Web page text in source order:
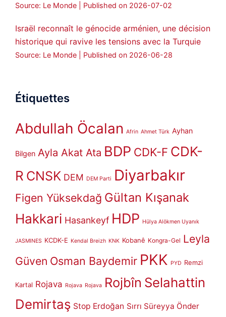
Source: Le Monde Published on 2026-07-02
Israël reconnaît le génocide arménien, une décision
historique qui ravive les tensions avec la Turquie
Source: Le Monde Published on 2026-06-28
Étiquettes
Abdullah Öcalan Afrin Ahmet Türk Ayhan
Bilgen Ayla Akat Ata BDP CDK-F CDK-
R CNSK DEM DEM Parti Diyarbakır
Figen Yüksekdağ Gültan Kışanak
Hakkari Hasankeyf HDP Hülya Alökmen Uyanık
JASMINES KCDK-E Kendal Breizh KNK Kobanê Kongra-Gel Leyla
Güven Osman Baydemir PKK PYD Remzi
Kartal Rojava Rojava Rojava Rojbîn Selahattin
Demirtaş Stop Erdoğan Sırrı Süreyya Önder